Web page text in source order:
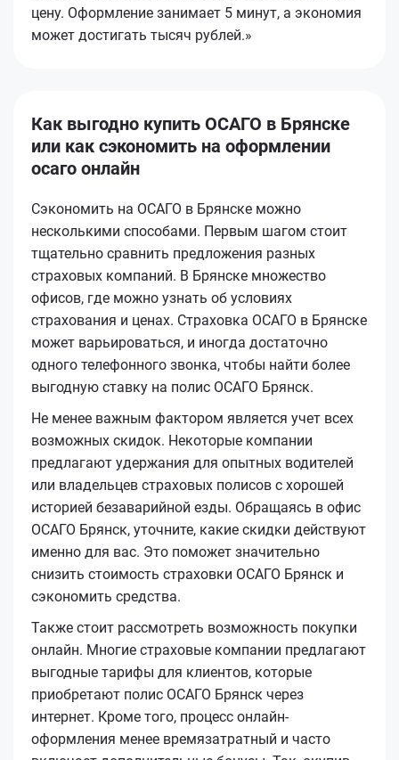
цену. Оформление занимает 5 минут, а экономия
может достигать тысяч рублей.»
Как выгодно купить ОСАГО в Брянске
или как сэкономить на оформлении
осаго онлайн
Сэкономить на ОСАГО в Брянске можно
несколькими способами. Первым шагом стоит
тщательно сравнить предложения разных
страховых компаний. В Брянске множество
офисов, где можно узнать об условиях
страхования и ценах. Страховка ОСАГО в Брянске
может варьироваться, и иногда достаточно
одного телефонного звонка, чтобы найти более
выгодную ставку на полис ОСАГО Брянск.
Не менее важным фактором является учет всех
возможных скидок. Некоторые компании
предлагают удержания для опытных водителей
или владельцев страховых полисов с хорошей
историей безаварийной езды. Обращаясь в офис
ОСАГО Брянск, уточните, какие скидки действуют
именно для вас. Это поможет значительно
снизить стоимость страховки ОСАГО Брянск и
сэкономить средства.
Также стоит рассмотреть возможность покупки
онлайн. Многие страховые компании предлагают
выгодные тарифы для клиентов, которые
приобретают полис ОСАГО Брянск через
интернет. Кроме того, процесс онлайн-
оформления менее времязатратный и часто